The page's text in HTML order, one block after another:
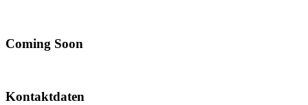
Coming Soon
Kontaktdaten